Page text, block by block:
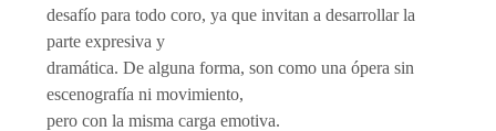
desafío para todo coro, ya que invitan a desarrollar la
parte expresiva y
dramática. De alguna forma, son como una ópera sin
escenografía ni movimiento,
pero con la misma carga emotiva.